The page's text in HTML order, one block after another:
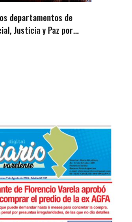
departamentos de
y Paz por
y la paz»